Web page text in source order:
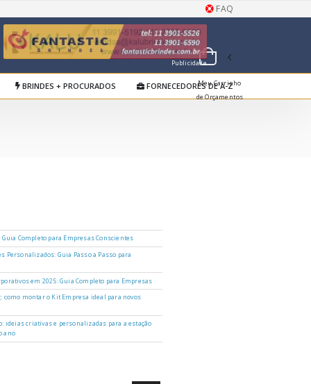
FAQ
Publicidade
Meu Carrinho
de Orçamentos
BRINDES + PROCURADOS FORNECEDORES DE A-Z
Completo para Empresas Conscientes
Personalizados: Guia Passo a Passo para
em 2025: Guia Completo para Empresas
como montar o Kit Empresa ideal para novos
ideias criativas e personalizadas para a estação
ano